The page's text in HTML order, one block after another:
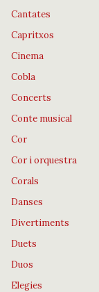
Cantates
Capritxos
Cinema
Cobla
Concerts
Conte musical
Cor
Cor i orquestra
Corals
Danses
Divertiments
Duets
Duos
Elegies